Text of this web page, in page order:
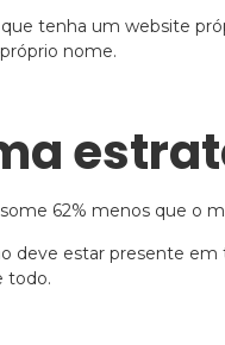
tenha um website
nome.
62% menos que o
deve estar presente
todo.